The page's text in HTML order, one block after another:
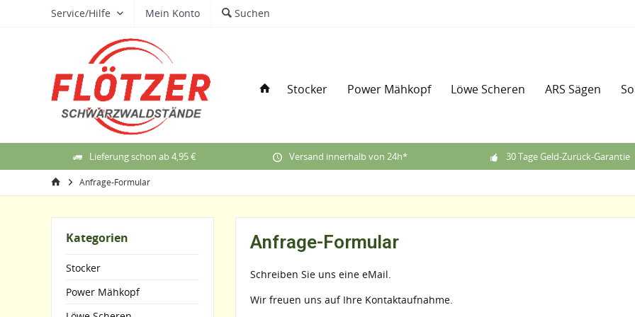
Service/Hilfe Mein Konto Suchen
Stocker Power Mähkopf Löwe Scheren ARS Sägen
Lieferung schon ab 4,95 € Versand innerhalb von 24h* 30 Tage Geld-Zurück-Garantie
Anfrage-Formular
Kategorien
Stocker
Power Mähkopf
Anfrage-Formular
Schreiben Sie uns eine eMail.
Wir freuen uns auf Ihre Kontaktaufnahme.